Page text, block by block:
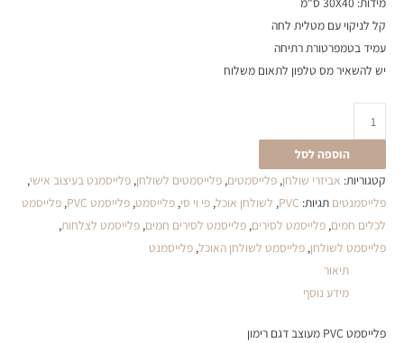
קל לניקוי עם מטלית לחה
עמיד בטמפרטורת רתיחה
יש להשאיר מס טלפון לתאום משלוח
הוספה לסל
קטגוריות: אביזרי שולחן, פלייסמטים, פלייסמטים לשולחן, פלייסמנט בעיצוב אישי,
פלייסמנטים תגיות: PVC
, לשולחן אוכל, פי וי סי, פלייסמט, פלייסמט PVC , פלייסמט
לכלים חמים, פלייסמט לסירים, פלייסמט לסירים חמים, פלייסמט לצלחות,
פלייסמט לשולחן, פלייסמט לשולחן האוכל, פלייסמנט
תיאור
מידע נוסף
פלייסמט PVC מעוצב דגם רימון